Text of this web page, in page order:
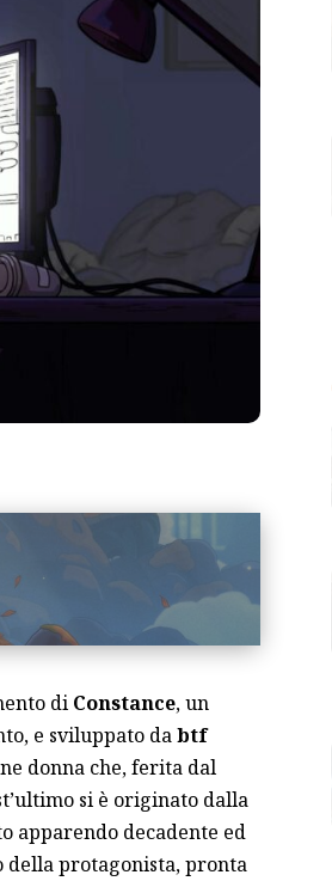
di Constance, un
e sviluppato dabtf
donna che, ferita dal
si è originato dalla
apparendo decadente ed
della protagonista, pronta